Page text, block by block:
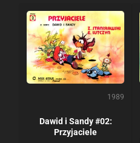
1989
Dawid i Sandy #02:
Przyjaciele